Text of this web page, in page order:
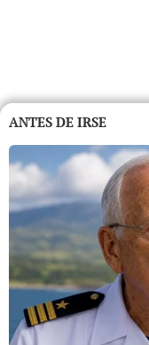
ANTES DE IRSE